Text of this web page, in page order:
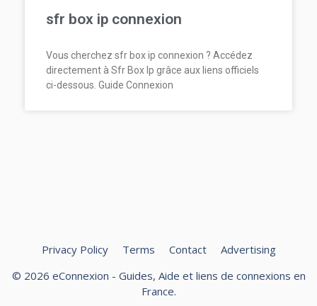
sfr box ip connexion
Vous cherchez sfr box ip connexion ? Accédez
directement à Sfr Box Ip grâce aux liens officiels
ci-dessous. Guide Connexion
Privacy Policy Terms Contact
Advertising
© 2026 eConnexion - Guides, Aide et liens de connexions en
France.